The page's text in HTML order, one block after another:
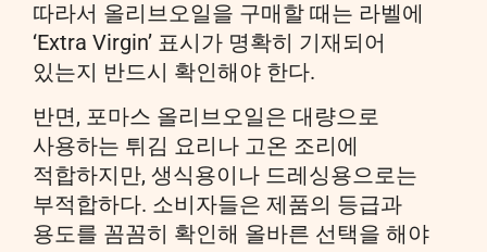
따라서 올리브오일을 구매할 때는 라벨에
‘Extra Virgin’ 표시가 명확히 기재되어
있는지 반드시 확인해야 한다.
반면, 포마스 올리브오일은 대량으로
사용하는 튀김 요리나 고온 조리에
적합하지만, 생식용이나 드레싱용으로는
부적합하다. 소비자들은 제품의 등급과
용도를 꼼꼼히 확인해 올바른 선택을 해야